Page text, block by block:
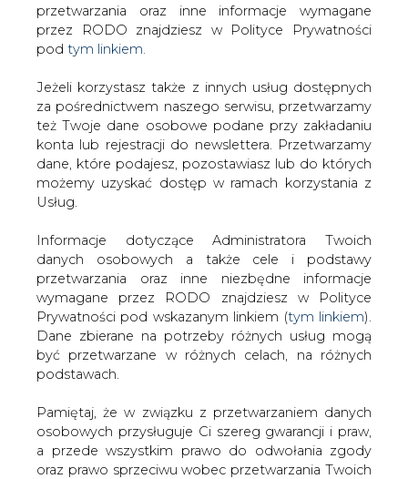
WŁĄCZ CIRE.TV
przetwarzania oraz inne informacje wymagane
przez RODO znajdziesz w Polityce Prywatności
pod tym linkiem.
Jeżeli korzystasz także z innych usług dostępnych
za pośrednictwem naszego serwisu, przetwarzamy
też Twoje dane osobowe podane przy zakładaniu
konta lub rejestracji do newslettera. Przetwarzamy
dane, które podajesz, pozostawiasz lub do których
możemy uzyskać dostęp w ramach korzystania z
Usług.
Informacje dotyczące Administratora Twoich
danych osobowych a także cele i podstawy
przetwarzania oraz inne niezbędne informacje
wymagane przez RODO znajdziesz w Polityce
Prywatności pod wskazanym linkiem (tym linkiem).
Dane zbierane na potrzeby różnych usług mogą
być przetwarzane w różnych celach, na różnych
podstawach.
Pamiętaj, że w związku z przetwarzaniem danych
osobowych przysługuje Ci szereg gwarancji i praw,
a przede wszystkim prawo do odwołania zgody
oraz prawo sprzeciwu wobec przetwarzania Twoich
Strona główna ZIELONA GOSPODARKA /
W
Olsztynie podpisano pierwszą umowę z programu
pożyczek na OZE
drukuj
skomentuj
udostępnij
W Olsztynie podpisano pierwszą